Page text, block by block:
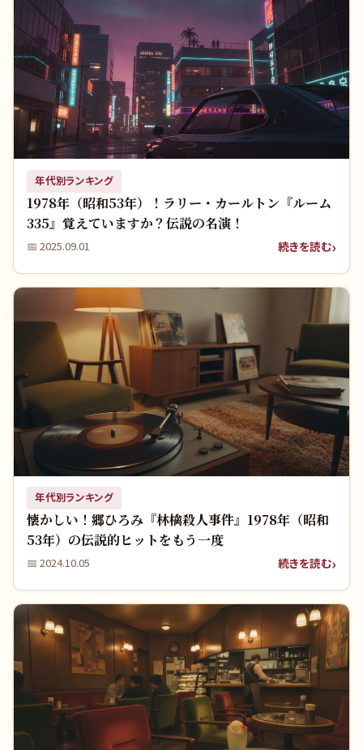
年代別ランキング
1978年（昭和53年）！ラリー・カールトン『ルーム
335』覚えていますか？伝説の名演！
📅 2025.09.01 続きを読む
年代別ランキング
懐かしい！郷ひろみ『林檎殺人事件』1978年（昭和
53年）の伝説的ヒットをもう一度
📅 2024.10.05 続きを読む